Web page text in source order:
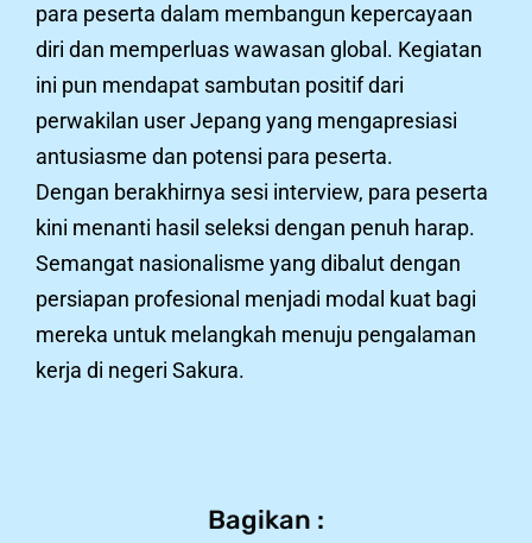
para peserta dalam membangun kepercayaan
diri dan memperluas wawasan global. Kegiatan
ini pun mendapat sambutan positif dari
perwakilan user Jepang yang mengapresiasi
antusiasme dan potensi para peserta.
Dengan berakhirnya sesi interview, para peserta
kini menanti hasil seleksi dengan penuh harap.
Semangat nasionalisme yang dibalut dengan
persiapan profesional menjadi modal kuat bagi
mereka untuk melangkah menuju pengalaman
kerja di negeri Sakura.
Bagikan :